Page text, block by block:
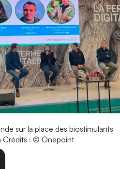
sur la place des biostimulants
Crédits : © Onepoint